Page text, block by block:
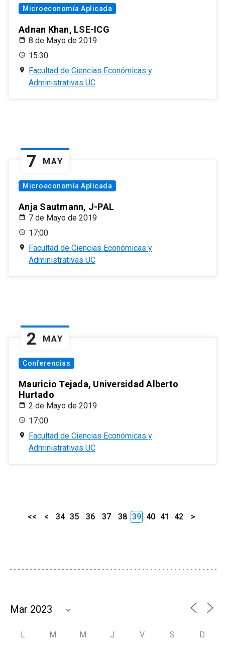
Microeconomía Aplicada
Adnan Khan, LSE-ICG
8 de Mayo de 2019
15:30
Facultad de Ciencias Económicas y
Administrativas UC
7 MAY
Microeconomía Aplicada
Anja Sautmann, J-PAL
7 de Mayo de 2019
17:00
Facultad de Ciencias Económicas y
Administrativas UC
2 MAY
Conferencias
Mauricio Tejada, Universidad Alberto
Hurtado
2 de Mayo de 2019
17:00
Facultad de Ciencias Económicas y
Administrativas UC
<< < 34 35 36 37 38 39 40 41 42 >
L M M J V S D